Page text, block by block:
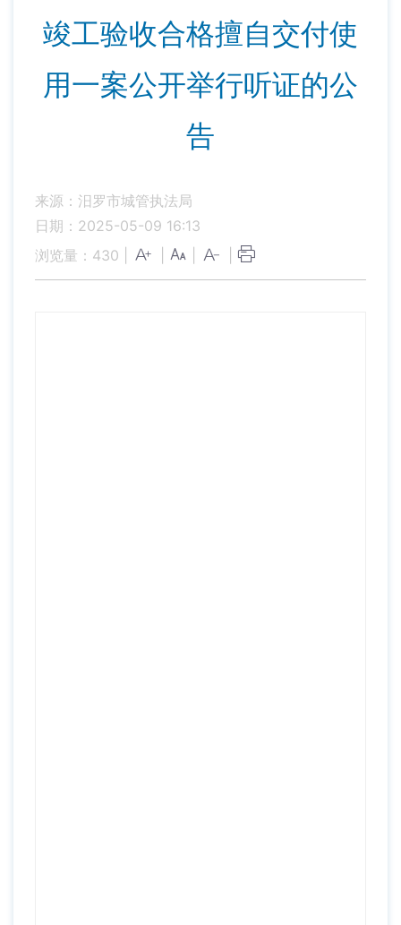
竣工验收合格擅自交付使
用一案公开举行听证的公
告
来源：汨罗市城管执法局
日期：2025-05-09 16:13
浏览量： 430